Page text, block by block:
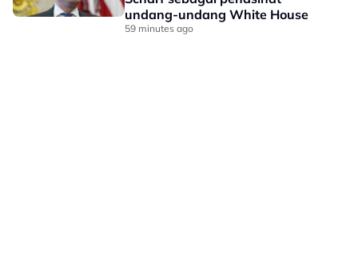
undang-undang White House
59 minutes ago